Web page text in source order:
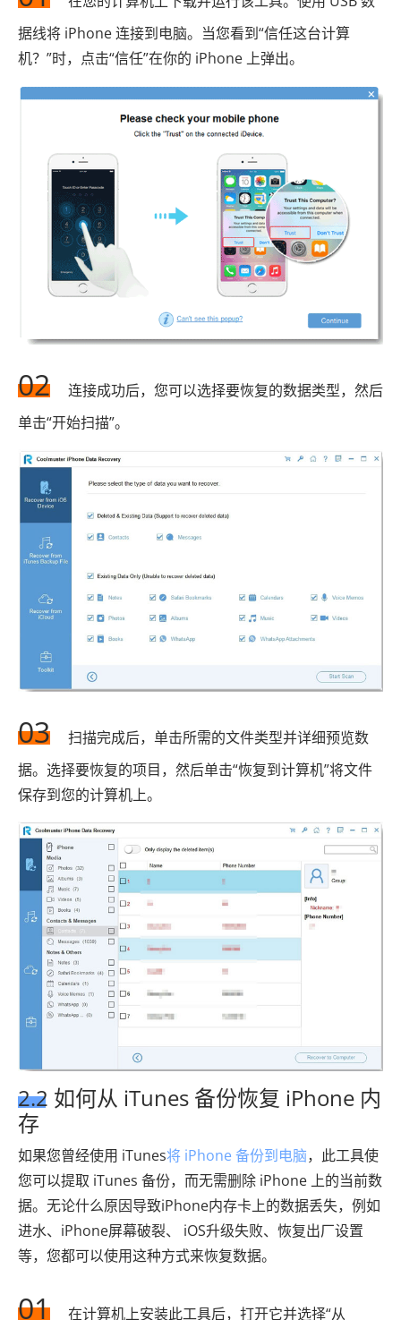
据线将 iPhone 连接到电脑。当您看到“信任这台计算
机？”时，点击“信任”在你的 iPhone 上弹出。
02
连接成功后，您可以选择要恢复的数据类型，然后
单击“开始扫描”。
03
扫描完成后，单击所需的文件类型并详细预览数
据。选择要恢复的项目，然后单击“恢复到计算机”将文件
保存到您的计算机上。
2.2 如何从 iTunes 备份恢复 iPhone 内
存
如果您曾经使用 iTunes将 iPhone 备份到电脑，此工具使
您可以提取 iTunes 备份，而无需删除 iPhone 上的当前数
据。无论什么原因导致iPhone内存卡上的数据丢失，例如
进水、iPhone屏幕破裂、 iOS升级失败、恢复出厂设置
等，您都可以使用这种方式来恢复数据。
01
在计算机上安装此工具后，打开它并选择“从